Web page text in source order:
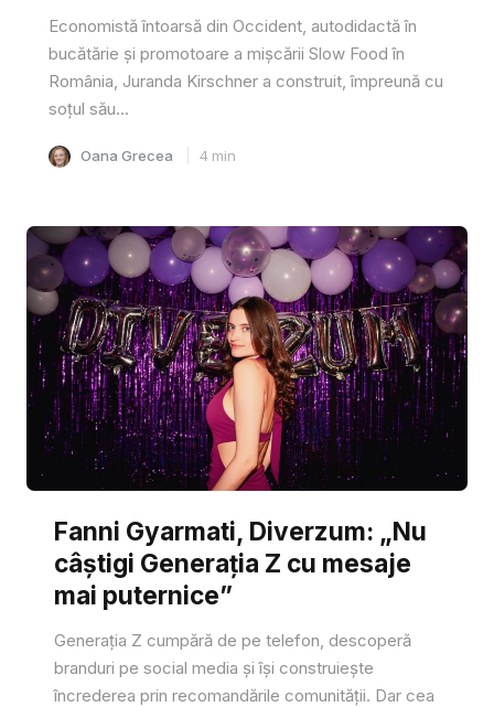
Economistă întoarsă din Occident, autodidactă în
bucătărie și promotoare a mișcării Slow Food în
România, Juranda Kirschner a construit, împreună cu
soțul său...
Oana Grecea 4 min
Fanni Gyarmati, Diverzum: „Nu
câștigi Generația Z cu mesaje
mai puternice”
Generația Z cumpără de pe telefon, descoperă
branduri pe social media și își construiește
încrederea prin recomandările comunității. Dar cea